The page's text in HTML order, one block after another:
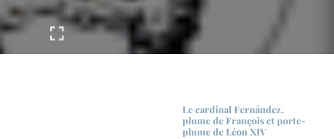
Le cardinal Fernández,
plume de François et porte-​
plume de Léon XIV